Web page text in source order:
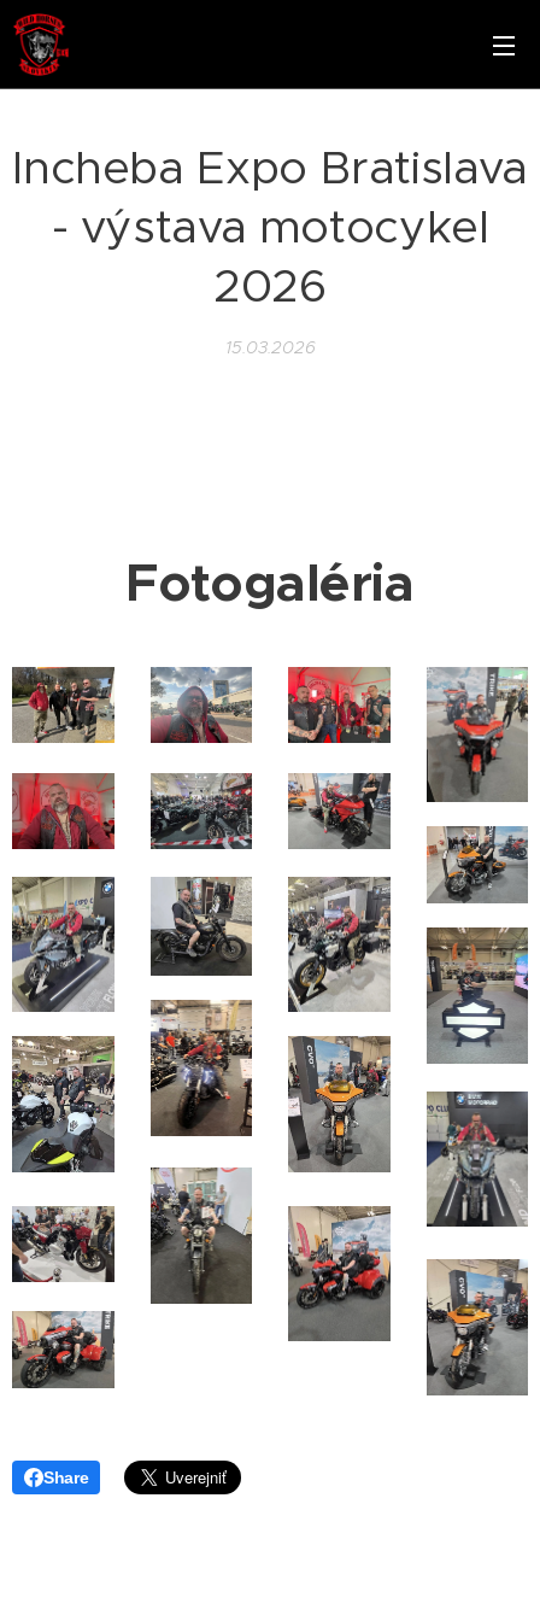
Incheba Expo Bratislava
- výstava motocykel
2026
15.03.2026
Fotogaléria
Share